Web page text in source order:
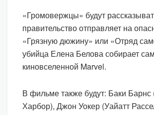
«Громовержцы» будут
правительство отправляет на
«Грязную дюжину» или «Отряд
убийца Елена Белова собирает
киновселенной Marvel.
В фильме также будут: Баки
Харбор), Джон Уокер (Уайатт